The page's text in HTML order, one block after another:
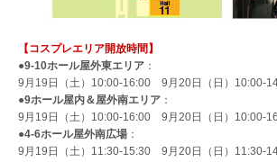
【コスプレエリア開放時間】
●9-10ホール屋外東エリア ：
9月19日（土）10:00-16:00 9月20日（日）10:00-
●9ホール屋内＆屋外南エリア ：
9月19日（土）10:00-16:00 9月20日（日）10:00-
●4-6ホール屋外南広場 ：
9月19日（土）11:30-15:30 9月20日（日）11:30-